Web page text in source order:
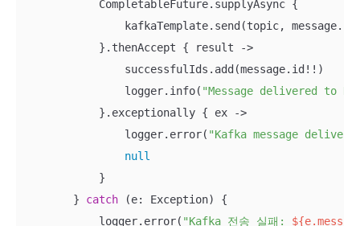
            CompletableFuture.supplyAsync {
kafkaTemplate.send(topic,
            }.thenAccept { result ->
                successfulIds.add(message.id!!)
                logger.info(
"Message delivered to
            }.exceptionally { ex ->
                logger.error(
"Kafka message
null
            }
        }
catch (e: Exception) {
            logger.error(
"Kafka 전송 실패: